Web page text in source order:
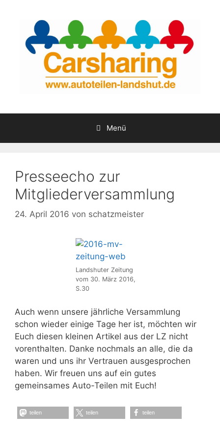
Menü
Presseecho zur
Mitgliederversammlung
24. April 2016 von schatzmeister
Landshuter Zeitung
vom 30. März 2016,
S.30
Auch wenn unsere jährliche Versammlung
schon wieder einige Tage her ist, möchten wir
Euch diesen kleinen Artikel aus der LZ nicht
vorenthalten. Danke nochmals an alle, die da
waren und uns ihr Vertrauen ausgesprochen
haben. Wir freuen uns auf ein gutes
gemeinsames Auto-Teilen mit Euch!
teilen teilen teilen